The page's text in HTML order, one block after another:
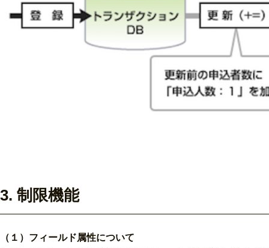
3. 制限機能
（１）フィールド属性について